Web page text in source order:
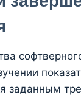
заданным